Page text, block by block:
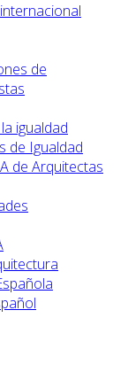
de
igualdad
de Igualdad
de Arquitectas